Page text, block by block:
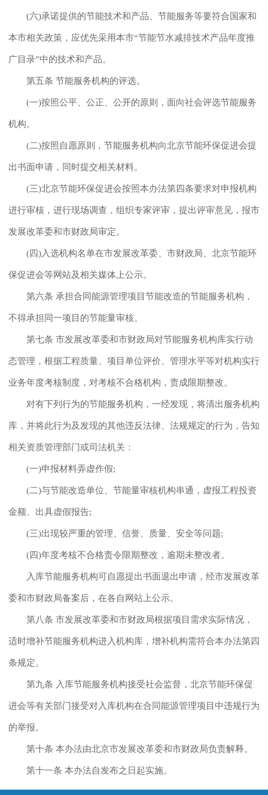
(六)承诺提供的节能技术和产品、节能服务等要符合国家和
本市相关政策，应优先采用本市“节能节水减排技术产品年度推
广目录”中的技术和产品。
第五条 节能服务机构的评选。
(一)按照公平、公正、公开的原则，面向社会评选节能服务
机构。
(二)按照自愿原则，节能服务机构向北京节能环保促进会提
出书面申请，同时提交相关材料。
(三)北京节能环保促进会按照本办法第四条要求对申报机构
进行审核，进行现场调查，组织专家评审，提出评审意见，报市
发展改革委和市财政局审定。
(四)入选机构名单在市发展改革委、市财政局、北京节能环
保促进会等网站及相关媒体上公示。
第六条 承担合同能源管理项目节能改造的节能服务机构，
不得承担同一项目的节能量审核。
第七条 市发展改革委和市财政局对节能服务机构库实行动
态管理，根据工程质量、项目单位评价、管理水平等对机构实行
业务年度考核制度，对考核不合格机构，责成限期整改。
对有下列行为的节能服务机构，一经发现，将清出服务机构
库，并将此行为及发现的其他违反法律、法规规定的行为，告知
相关资质管理部门或司法机关：
(一)申报材料弄虚作假;
(二)与节能改造单位、节能量审核机构串通，虚报工程投资
金额、出具虚假报告;
(三)出现较严重的管理、信誉、质量、安全等问题;
(四)年度考核不合格责令限期整改，逾期未整改者。
入库节能服务机构可自愿提出书面退出申请，经市发展改革
委和市财政局备案后，在各自网站上公示。
第八条 市发展改革委和市财政局根据项目需求实际情况，
适时增补节能服务机构进入机构库，增补机构需符合本办法第四
条规定。
第九条 入库节能服务机构接受社会监督，北京节能环保促
进会等有关部门接受对入库机构在合同能源管理项目中违规行为
的举报。
第十条 本办法由北京市发展改革委和市财政局负责解释。
第十一条 本办法自发布之日起实施。